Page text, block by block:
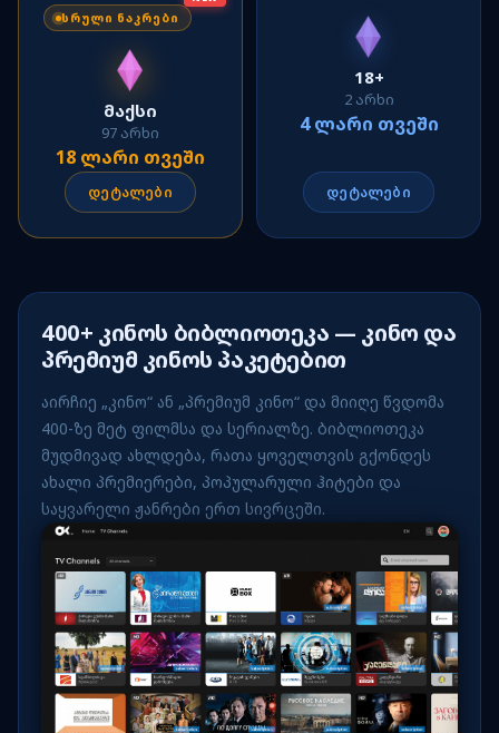
ᲡᲠᲣᲚᲘ ᲜᲐᲙᲠᲔᲑᲘ
მაქსი
97 არხი
18 ლარი თვეში
დეტალები
18+
2 არხი
4 ლარი თვეში
დეტალები
400+ კინოს ბიბლიოთეკა — კინო და
პრემიუმ კინოს პაკეტებით
აირჩიე „კინო“ ან „პრემიუმ კინო“ და მიიღე წვდომა
400-ზე მეტ ფილმსა და სერიალზე. ბიბლიოთეკა
მუდმივად ახლდება, რათა ყოველთვის გქონდეს
ახალი პრემიერები, პოპულარული ჰიტები და
საყვარელი ჟანრები ერთ სივრცეში.